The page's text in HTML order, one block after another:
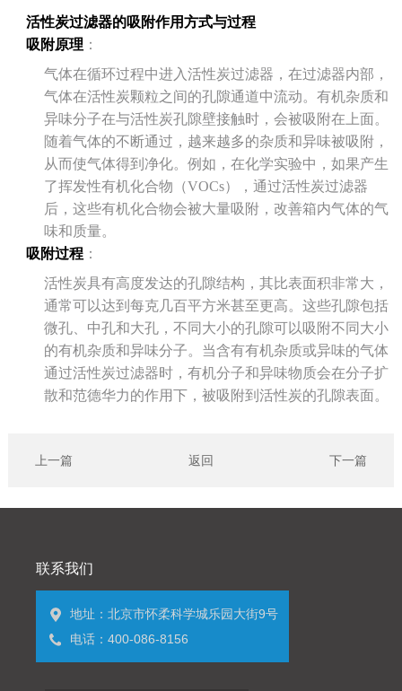
活性炭过滤器的吸附作用方式与过程
吸附原理 ：
气体在循环过程中进入活性炭过滤器，在过滤器内部，
气体在活性炭颗粒之间的孔隙通道中流动。有机杂质和
异味分子在与活性炭孔隙壁接触时，会被吸附在上面。
随着气体的不断通过，越来越多的杂质和异味被吸附，
从而使气体得到净化。例如，在化学实验中，如果产生
了挥发性有机化合物（VOCs），通过活性炭过滤器
后，这些有机化合物会被大量吸附，改善箱内气体的气
味和质量。
吸附过程：
活性炭具有高度发达的孔隙结构，其比表面积非常大，
通常可以达到每克几百平方米甚至更高。这些孔隙包括
微孔、中孔和大孔，不同大小的孔隙可以吸附不同大小
的有机杂质和异味分子。当含有有机杂质或异味的气体
通过活性炭过滤器时，有机分子和异味物质会在分子扩
散和范德华力的作用下，被吸附到活性炭的孔隙表面。
上一篇 返回 下一篇
联系我们
地址：北京市怀柔科学城乐园大街9号
电话：400-086-8156